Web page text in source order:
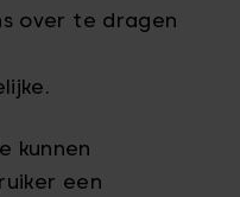
over te dragen
een